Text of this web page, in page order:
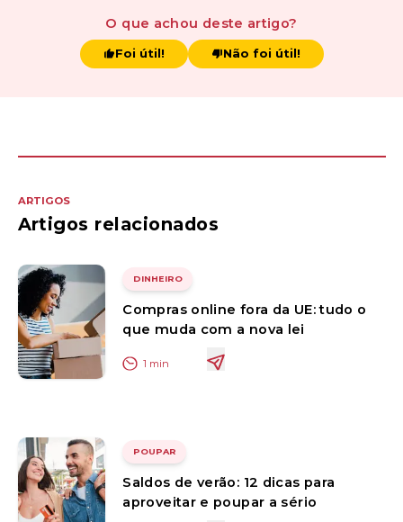
O que achou deste artigo?
Foi útil! Não foi útil!
ARTIGOS
Artigos relacionados
DINHEIRO
Compras online fora da UE: tudo o
que muda com a nova lei
1 min
POUPAR
Saldos de verão: 12 dicas para
aproveitar e poupar a sério